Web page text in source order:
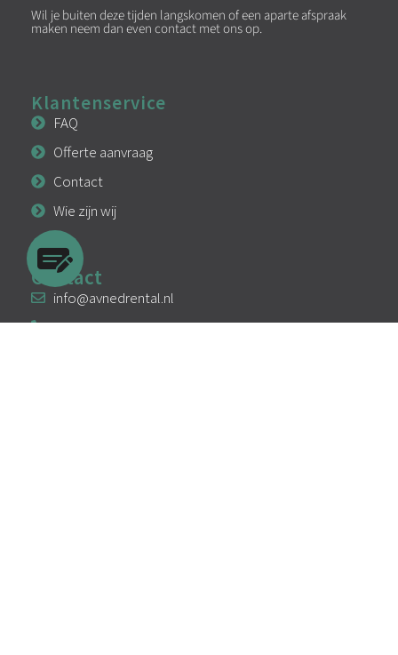
Wil je buiten deze tijden langskomen of een aparte afspraak
maken neem dan even contact met ons op.
Klantenservice
FAQ
Offerte aanvraag
Contact
Wie zijn wij
Contact
info@avnedrental.nl
033 303 6086